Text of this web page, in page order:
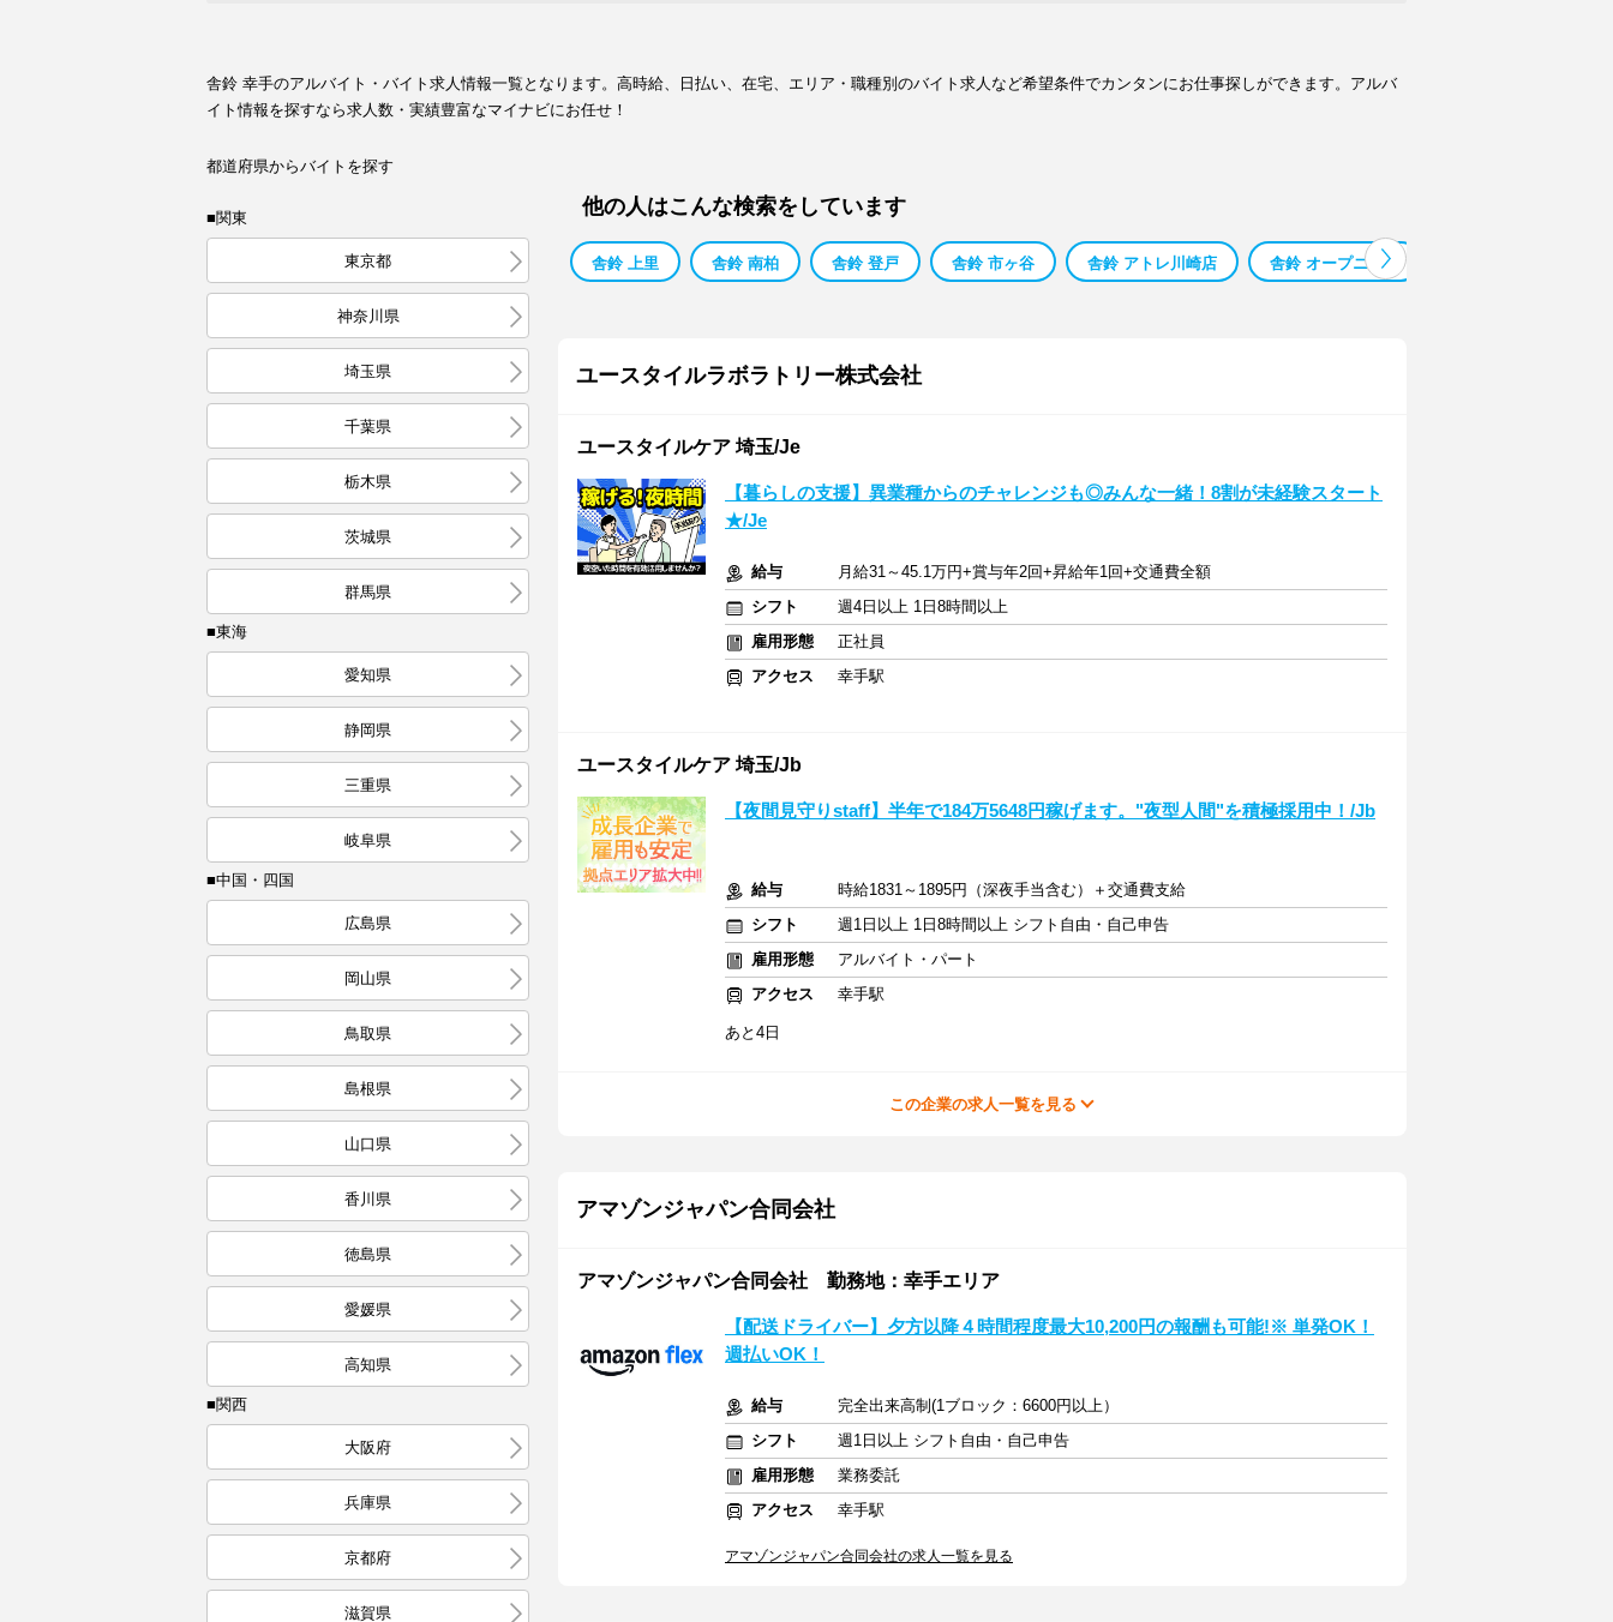
舎鈴 幸手のアルバイト・バイト求人情報一覧となります。高時給、日払い、在宅、エリア・職種別のバイト求人など希望条件でカンタンにお仕事探しができます。アルバ
イト情報を探すなら求人数・実績豊富なマイナビにお任せ！
都道府県からバイトを探す
■関東
東京都
神奈川県
埼玉県
千葉県
栃木県
茨城県
群馬県
■東海
愛知県
静岡県
三重県
岐阜県
■中国・四国
広島県
岡山県
鳥取県
島根県
山口県
香川県
徳島県
愛媛県
高知県
■関西
大阪府
兵庫県
京都府
滋賀県
他の人はこんな検索をしています
舎鈴 上里 舎鈴 南柏 舎鈴 登戸 舎鈴 市ヶ谷 舎鈴 アトレ川崎店 舎鈴 オープニング
ユースタイルラボラトリー株式会社
ユースタイルケア 埼玉/Je
【暮らしの支援】異業種からのチャレンジも◎みんな一緒！8割が未経験スタート
★/Je
給与
月給31～45.1万円+賞与年2回+昇給年1回+交通費全額
シフト
週4日以上 1日8時間以上
雇用形態
正社員
アクセス
幸手駅
ユースタイルケア 埼玉/Jb
【夜間見守りstaff】半年で184万5648円稼げます。"夜型人間"を積極採用中！/Jb
給与
時給1831～1895円（深夜手当含む）＋交通費支給
シフト
週1日以上 1日8時間以上 シフト自由・自己申告
雇用形態
アルバイト・パート
アクセス
幸手駅
あと4日
この企業の求人一覧を見る
アマゾンジャパン合同会社
アマゾンジャパン合同会社 勤務地：幸手エリア
【配送ドライバー】夕方以降４時間程度最大10,200円の報酬も可能!※ 単発OK！
週払いOK！
給与
完全出来高制(1ブロック：6600円以上）
シフト
週1日以上 シフト自由・自己申告
雇用形態
業務委託
アクセス
幸手駅
アマゾンジャパン合同会社の求人一覧を見る